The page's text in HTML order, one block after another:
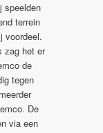
speelden
terrein
voordeel.
zag het er
de
tegen
De
via een